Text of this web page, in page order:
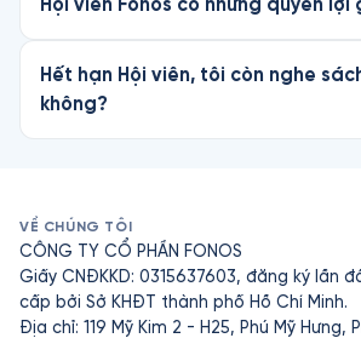
Hội viên Fonos có những quyền lợi
Hết hạn Hội viên, tôi còn nghe
không?
VỀ CHÚNG TÔI
CÔNG TY CỔ PHẦN FONOS
Giấy CNĐKKD: 0315637603, đăng ký lần
cấp bởi Sở KHĐT thành phố Hồ Chí Minh.
Địa chỉ: 119 Mỹ Kim 2 - H25, Phú Mỹ Hưng,